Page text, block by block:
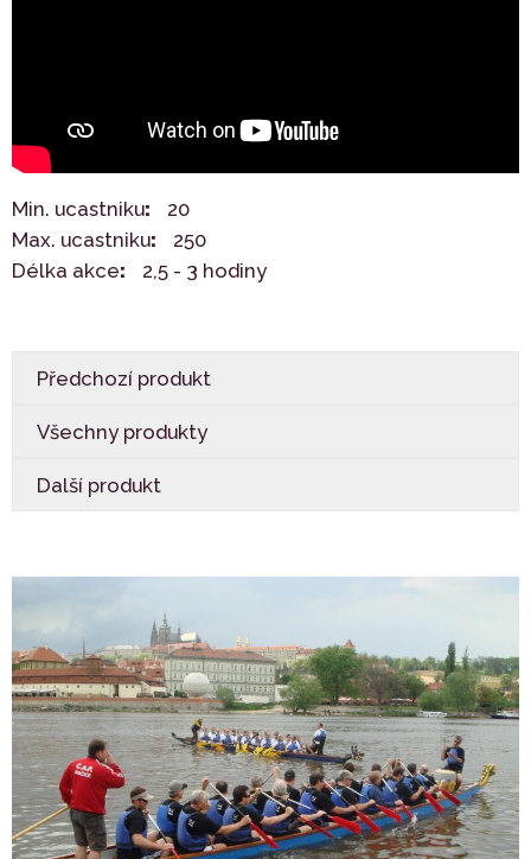
Min. ucastniku
20
Max. ucastniku
250
Délka akce
2,5 - 3 hodiny
Předchozí produkt
Všechny produkty
Další produkt